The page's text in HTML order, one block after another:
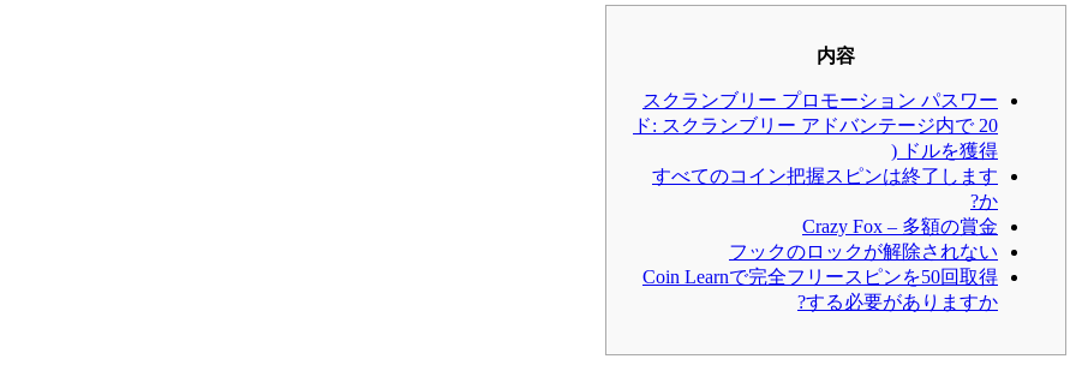
内容
スクランブリー プロモーション パスワー
ド: スクランブリー アドバンテージ内で 20
ドルを獲得 (
すべてのコイン把握スピンは終了します
か?
Crazy Fox – 多額の賞金
フックのロックが解除されない
Coin Learnで完全フリースピンを50回取得
する必要がありますか?